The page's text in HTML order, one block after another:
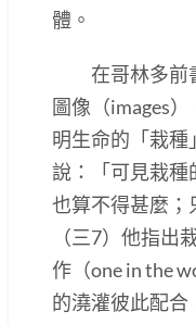
體。
在哥林多前
圖像（images
明生命的「栽
說：「可見栽種
也算不得甚麼；
（三7）他指出
作（one in the
的澆灌彼此配合